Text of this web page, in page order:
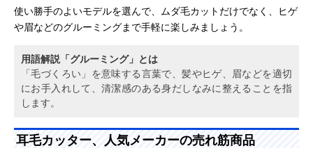
使い勝手のよいモデルを選んで、ムダ毛カットだけでなく、ヒゲ
や眉などのグルーミングまで手軽に楽しみましょう。
用語解説「グルーミング」とは
「毛づくろい」を意味する言葉で、髪やヒゲ、眉などを適切
にお手入れして、清潔感のある身だしなみに整えることを指
します。
耳毛カッター、人気メーカーの売れ筋商品